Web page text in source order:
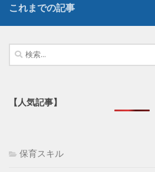
これまでの記事
検
索:
【人気記事】
保育スキル